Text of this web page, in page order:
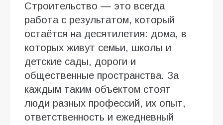
Строительство — это всегда
работа с результатом, который
остаётся на десятилетия: дома, в
которых живут семьи, школы и
детские сады, дороги и
общественные пространства. За
каждым таким объектом стоят
люди разных профессий, их опыт,
ответственность и ежедневный